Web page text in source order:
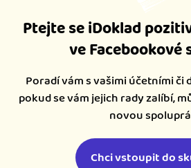
Ptejte se iDoklad
ve Facebookové
Poradí vám s vašimi účetními či
pokud se vám jejich rady zalíbí,
novou
Chci vstoupit do